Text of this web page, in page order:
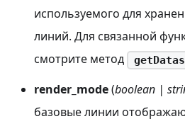
используемого для
линий. Для связанной
смотрите метод
render_mode(boolean |
базовые линии